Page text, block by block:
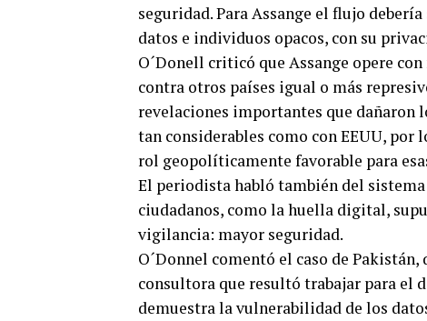
seguridad. Para Assange el flujo
datos e individuos opacos, con su
O´Donell criticó que Assange opere
contra otros países igual o más
revelaciones importantes que dañaron
tan considerables como con EEUU, por
rol geopolíticamente favorable para
El periodista habló también del
ciudadanos, como la huella digital,
vigilancia: mayor seguridad.
O´Donnel comentó el caso de
consultora que resultó trabajar para el
demuestra la vulnerabilidad de los